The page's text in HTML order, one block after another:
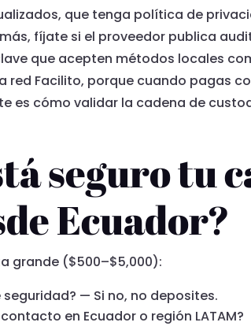
que tenga política de
fíjate si el proveedor publica
que acepten métodos locales
red Facilito, porque cuando pagas
es cómo validar la cadena de
seguro tu
Ecuador?
grande ($500–$5,000):
— Si no, no deposites.
en Ecuador o región LATAM?